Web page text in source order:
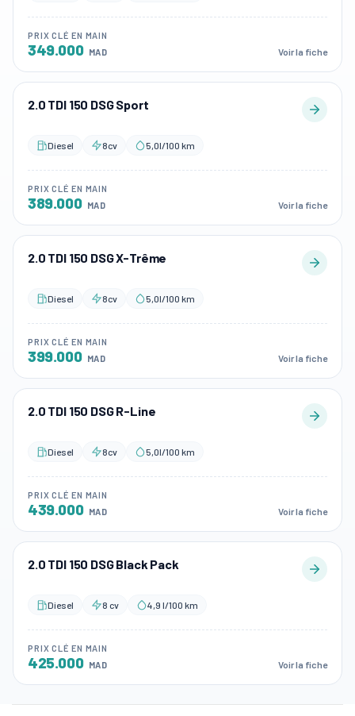
PRIX CLÉ EN MAIN
349.000 MAD Voir la fiche
2.0 TDI 150 DSG Sport
Diesel 8cv 5,0l/100 km
PRIX CLÉ EN MAIN
389.000 MAD Voir la fiche
2.0 TDI 150 DSG X-Trême
Diesel 8cv 5,0l/100 km
PRIX CLÉ EN MAIN
399.000 MAD Voir la fiche
2.0 TDI 150 DSG R-Line
Diesel 8cv 5,0l/100 km
PRIX CLÉ EN MAIN
439.000 MAD Voir la fiche
2.0 TDI 150 DSG Black Pack
Diesel 8 cv 4,9 l/100 km
PRIX CLÉ EN MAIN
425.000 MAD Voir la fiche